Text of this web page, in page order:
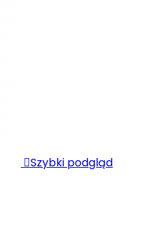
Szybki podgląd